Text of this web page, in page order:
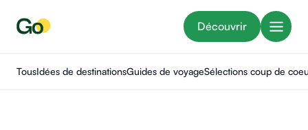
Découvrir
TousIdées de destinationsGuides de voyageSélections coup de